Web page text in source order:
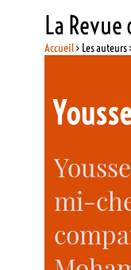
La
Accueil> Les auteurs
mi-